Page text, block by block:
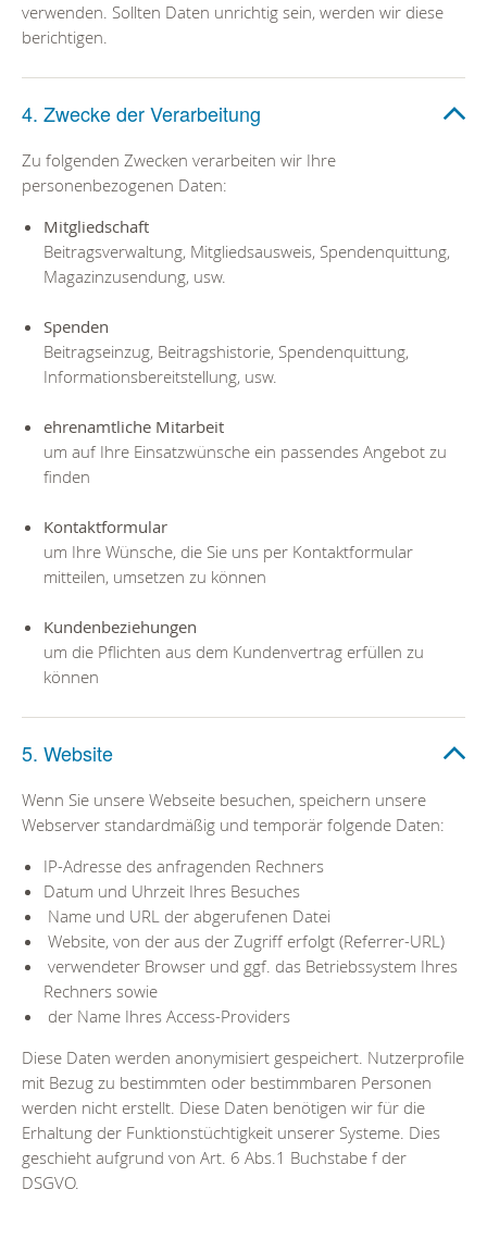
verwenden. Sollten Daten unrichtig sein, werden wir diese
berichtigen.
4. Zwecke der Verarbeitung
Zu folgenden Zwecken verarbeiten wir Ihre
personenbezogenen Daten:
Mitgliedschaft
Beitragsverwaltung, Mitgliedsausweis, Spendenquittung,
Magazinzusendung, usw.
Spenden
Beitragseinzug, Beitragshistorie, Spendenquittung,
Informationsbereitstellung, usw.
ehrenamtliche Mitarbeit
um auf Ihre Einsatzwünsche ein passendes Angebot zu
finden
Kontaktformular
um Ihre Wünsche, die Sie uns per Kontaktformular
mitteilen, umsetzen zu können
Kundenbeziehungen
um die Pflichten aus dem Kundenvertrag erfüllen zu
können
5. Website
Wenn Sie unsere Webseite besuchen, speichern unsere
Webserver standardmäßig und temporär folgende Daten:
IP-Adresse des anfragenden Rechners
Datum und Uhrzeit Ihres Besuches
Name und URL der abgerufenen Datei
Website, von der aus der Zugriff erfolgt (Referrer-URL)
verwendeter Browser und ggf. das Betriebssystem Ihres
Rechners sowie
der Name Ihres Access-Providers
Diese Daten werden anonymisiert gespeichert. Nutzerprofile
mit Bezug zu bestimmten oder bestimmbaren Personen
werden nicht erstellt. Diese Daten benötigen wir für die
Erhaltung der Funktionstüchtigkeit unserer Systeme. Dies
geschieht aufgrund von Art. 6 Abs.1 Buchstabe f der
DSGVO.